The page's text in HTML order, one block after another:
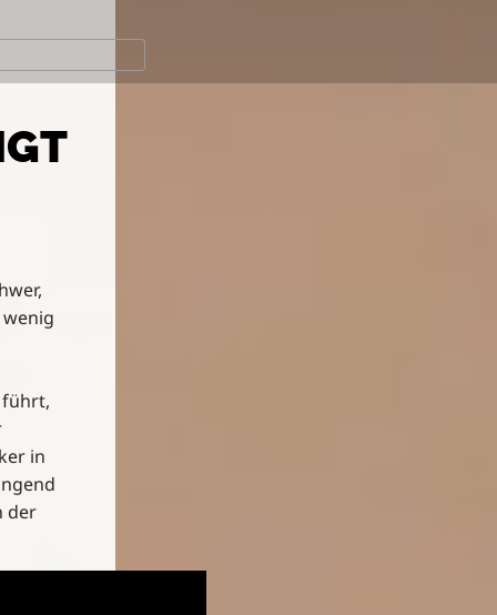
führt,
in
der